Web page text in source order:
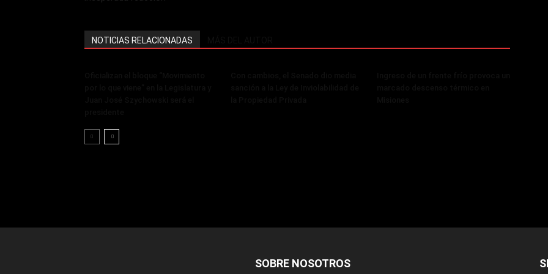
NOTICIAS RELACIONADAS
SOBRE NOSOTROS